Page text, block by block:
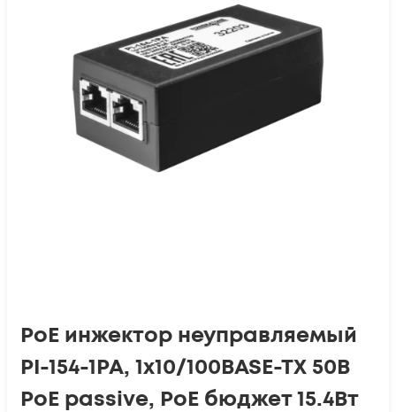
PoE инжектор неуправляемый
PI-154-1PA, 1x10/100BASE-TX 50В
PoE passive, PoE бюджет 15.4Вт